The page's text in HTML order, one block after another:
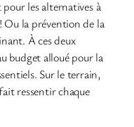
les alternatives à
Ou la prévention de la
À ces deux
budget alloué pour la
Sur le terrain,
ressentir chaque